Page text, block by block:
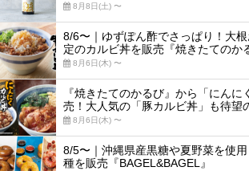
8月8日(土) 〜
8/6〜｜ゆずぽん酢でさっぱり！大
定のカルビ丼を販売『焼きたてのか
8月6日(木) 〜
『焼きたてのかるび』から「にんに
売！大人気の「豚カルビ丼」も待望
8月6日(木) 〜
8/5〜｜沖縄県産黒糖や夏野菜を使
種を販売『BAGEL&BAGEL』